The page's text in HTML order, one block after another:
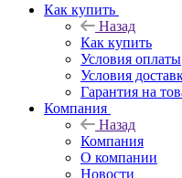
Как купить
Назад
Как купить
Условия оплаты
Условия
Гарантия на
Компания
Назад
Компания
О компании
Новости